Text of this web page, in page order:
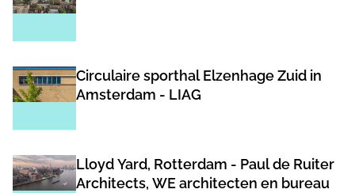
Circulaire sporthal Elzenhage Zuid in
Amsterdam - LIAG
Lloyd Yard, Rotterdam - Paul de Ruiter
Architects, WE architecten en bureau